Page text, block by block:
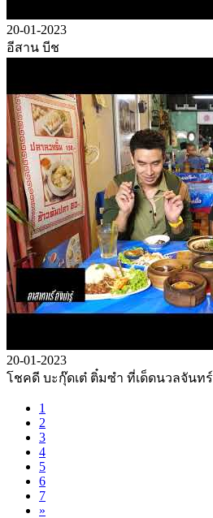
20-01-2023
อีสาน บีช
20-01-2023
โชคดี บะกุ๊ดเต๋ ติ๋มซำ ที่เด็ดนวลจันทร์
1
2
3
4
5
6
7
»